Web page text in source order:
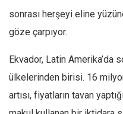
sonrası herşeyi eline
göze çarpıyor.
Ekvador, Latin Amerika’da
ülkelerinden birisi. 16
artısı, fiyatların tavan